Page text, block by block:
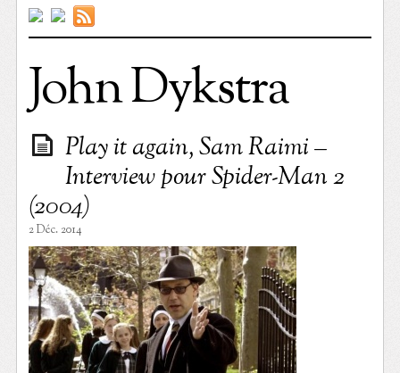
John Dykstra
Play it again, Sam Raimi –
Interview pour Spider-Man 2
(2004)
2 Déc. 2014